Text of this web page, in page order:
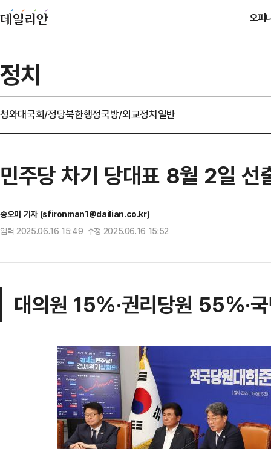
오피
정치
청와대국회/정당북한행정국방/외교정치일반
민주당 차기 당대표 8월 2일
송오미 기자 (sfironman1@dailian.co.kr)
입력 2025.06.16 15:49 수정 2025.06.16 15:52
대의원 15%·권리당원 55%·